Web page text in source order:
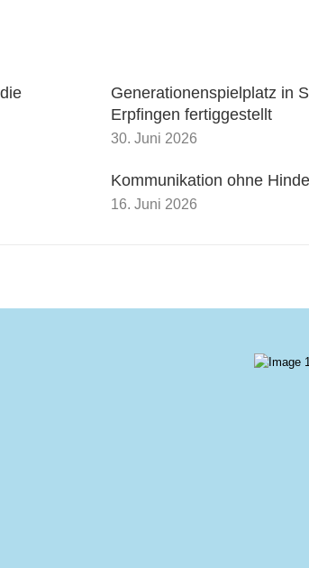
Generationenspielplatz in
Erpfingen fertiggestellt
30. Juni 2026
Kommunikation ohne
16. Juni 2026